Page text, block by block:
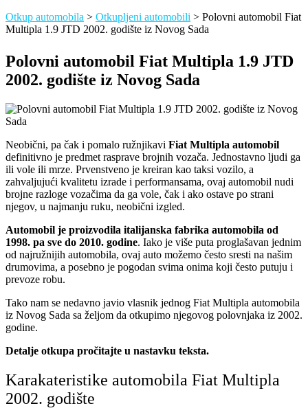
Otkup automobila > Otkupljeni automobili > Polovni automobil Fiat
Multipla 1.9 JTD 2002. godište iz Novog Sada
Polovni automobil Fiat Multipla 1.9 JTD
2002. godište iz Novog Sada
Neobični, pa čak i pomalo ružnjikavi Fiat Multipla automobil
definitivno je predmet rasprave brojnih vozača. Jednostavno ljudi ga
ili vole ili mrze. Prvenstveno je kreiran kao taksi vozilo, a
zahvaljujući kvalitetu izrade i performansama, ovaj automobil nudi
brojne razloge vozačima da ga vole, čak i ako ostave po strani
njegov, u najmanju ruku, neobični izgled.
Automobil je proizvodila italijanska fabrika automobila od
1998. pa sve do 2010. godine. Iako je više puta proglašavan jednim
od najružnijih automobila, ovaj auto možemo često sresti na našim
drumovima, a posebno je pogodan svima onima koji često putuju i
prevoze robu.
Tako nam se nedavno javio vlasnik jednog Fiat Multipla automobila
iz Novog Sada sa željom da otkupimo njegovog polovnjaka iz 2002.
godine.
Detalje otkupa pročitajte u nastavku teksta.
Karakateristike automobila Fiat Multipla
2002. godište